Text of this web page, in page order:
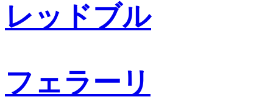
レッドブル
フェラーリ